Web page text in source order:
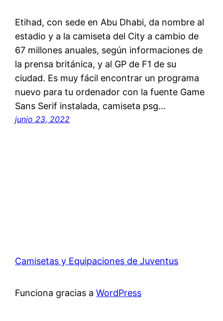
Etihad, con sede en Abu Dhabi, da nombre al
estadio y a la camiseta del City a cambio de
67 millones anuales, según informaciones de
la prensa británica, y al GP de F1 de su
ciudad. Es muy fácil encontrar un programa
nuevo para tu ordenador con la fuente Game
Sans Serif instalada, camiseta psg…
junio 23, 2022
Camisetas y Equipaciones de Juventus
Funciona gracias aWordPress